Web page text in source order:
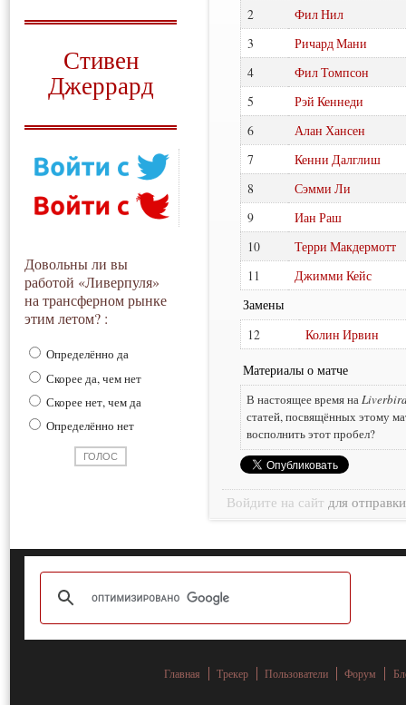
Стивен
Джеррард
Довольны ли вы
работой «Ливерпуля»
на трансферном рынке
этим летом? :
Определённо да
Скорее да, чем нет
Скорее нет, чем да
Определённо нет
2
Фил Нил
3
Ричард Мани
4
Фил Томпсон
5
Рэй Кеннеди
6
Алан Хансен
7
Кенни Далглиш
8
Сэмми Ли
9
Иан Раш
10
Терри Макдермотт
11
Джимми Кейс
Замены
12
Колин Ирвин
Материалы о матче
В настоящее время на
статей, посвящённых этому
восполнить этот пробел?
Войдите на сайт для
Главная Трекер Пользователи Форум